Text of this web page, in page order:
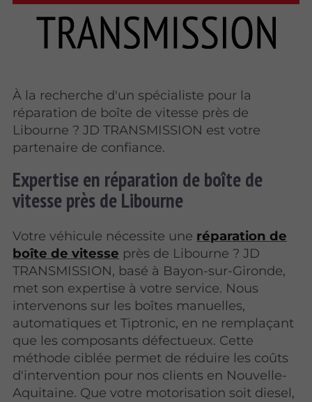
À la recherche d'un spécialiste pour la
réparation de boîte de vitesse près de
Libourne ? JD TRANSMISSION est votre
partenaire de confiance.
Expertise en réparation de boîte de
vitesse près de Libourne
Votre véhicule nécessite une réparation de
boîte de vitesse près de Libourne ? JD
TRANSMISSION, basé à Bayon-sur-Gironde,
met son expertise à votre service. Nous
intervenons sur les boîtes manuelles,
automatiques et Tiptronic, en ne remplaçant
que les composants défectueux. Cette
méthode ciblée permet de réduire les coûts
d'intervention pour nos clients en Nouvelle-
Aquitaine. Que votre motorisation soit diesel,